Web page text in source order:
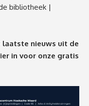
bibliotheek |
laatste nieuws uit de
in voor onze gratis